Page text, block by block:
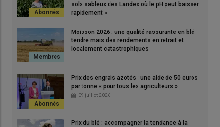
sols sableux des Landes où le pH peut baisser
rapidement »
Moisson 2026 : une qualité rassurante en blé
tendre mais des rendements en retrait et
localement catastrophiques
Prix des engrais azotés : une aide de 50 euros
par tonne « pour tous les agriculteurs »
09 juillet 2026
Prix du blé : accompagner la tendance à la